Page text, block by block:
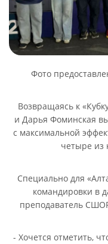
Фото
Возвращаясь к
и Дарья Фоминская
с максимальной
четыре из
Специально для
командировки в
преподаватель
- Хочется отметить,